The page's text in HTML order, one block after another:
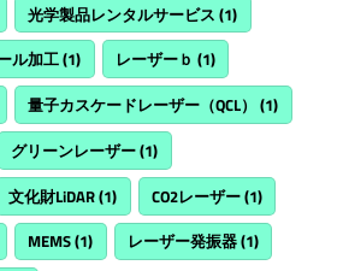
光学製品レンタルサービス (1)
ル加工(1) レーザーｂ (1)
量子カスケードレーザー（QCL） (1)
グリーンレーザー(1)
文化財LiDAR(1) CO2レーザー(1)
MEMS(1) レーザー発振器(1)